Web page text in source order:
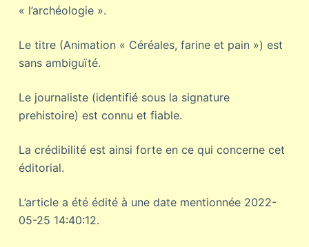
« l’archéologie ».
Le titre (Animation « Céréales, farine et pain ») est
sans ambiguïté.
Le journaliste (identifié sous la signature
prehistoire) est connu et fiable.
La crédibilité est ainsi forte en ce qui concerne cet
éditorial.
L’article a été édité à une date mentionnée 2022-
05-25 14:40:12.